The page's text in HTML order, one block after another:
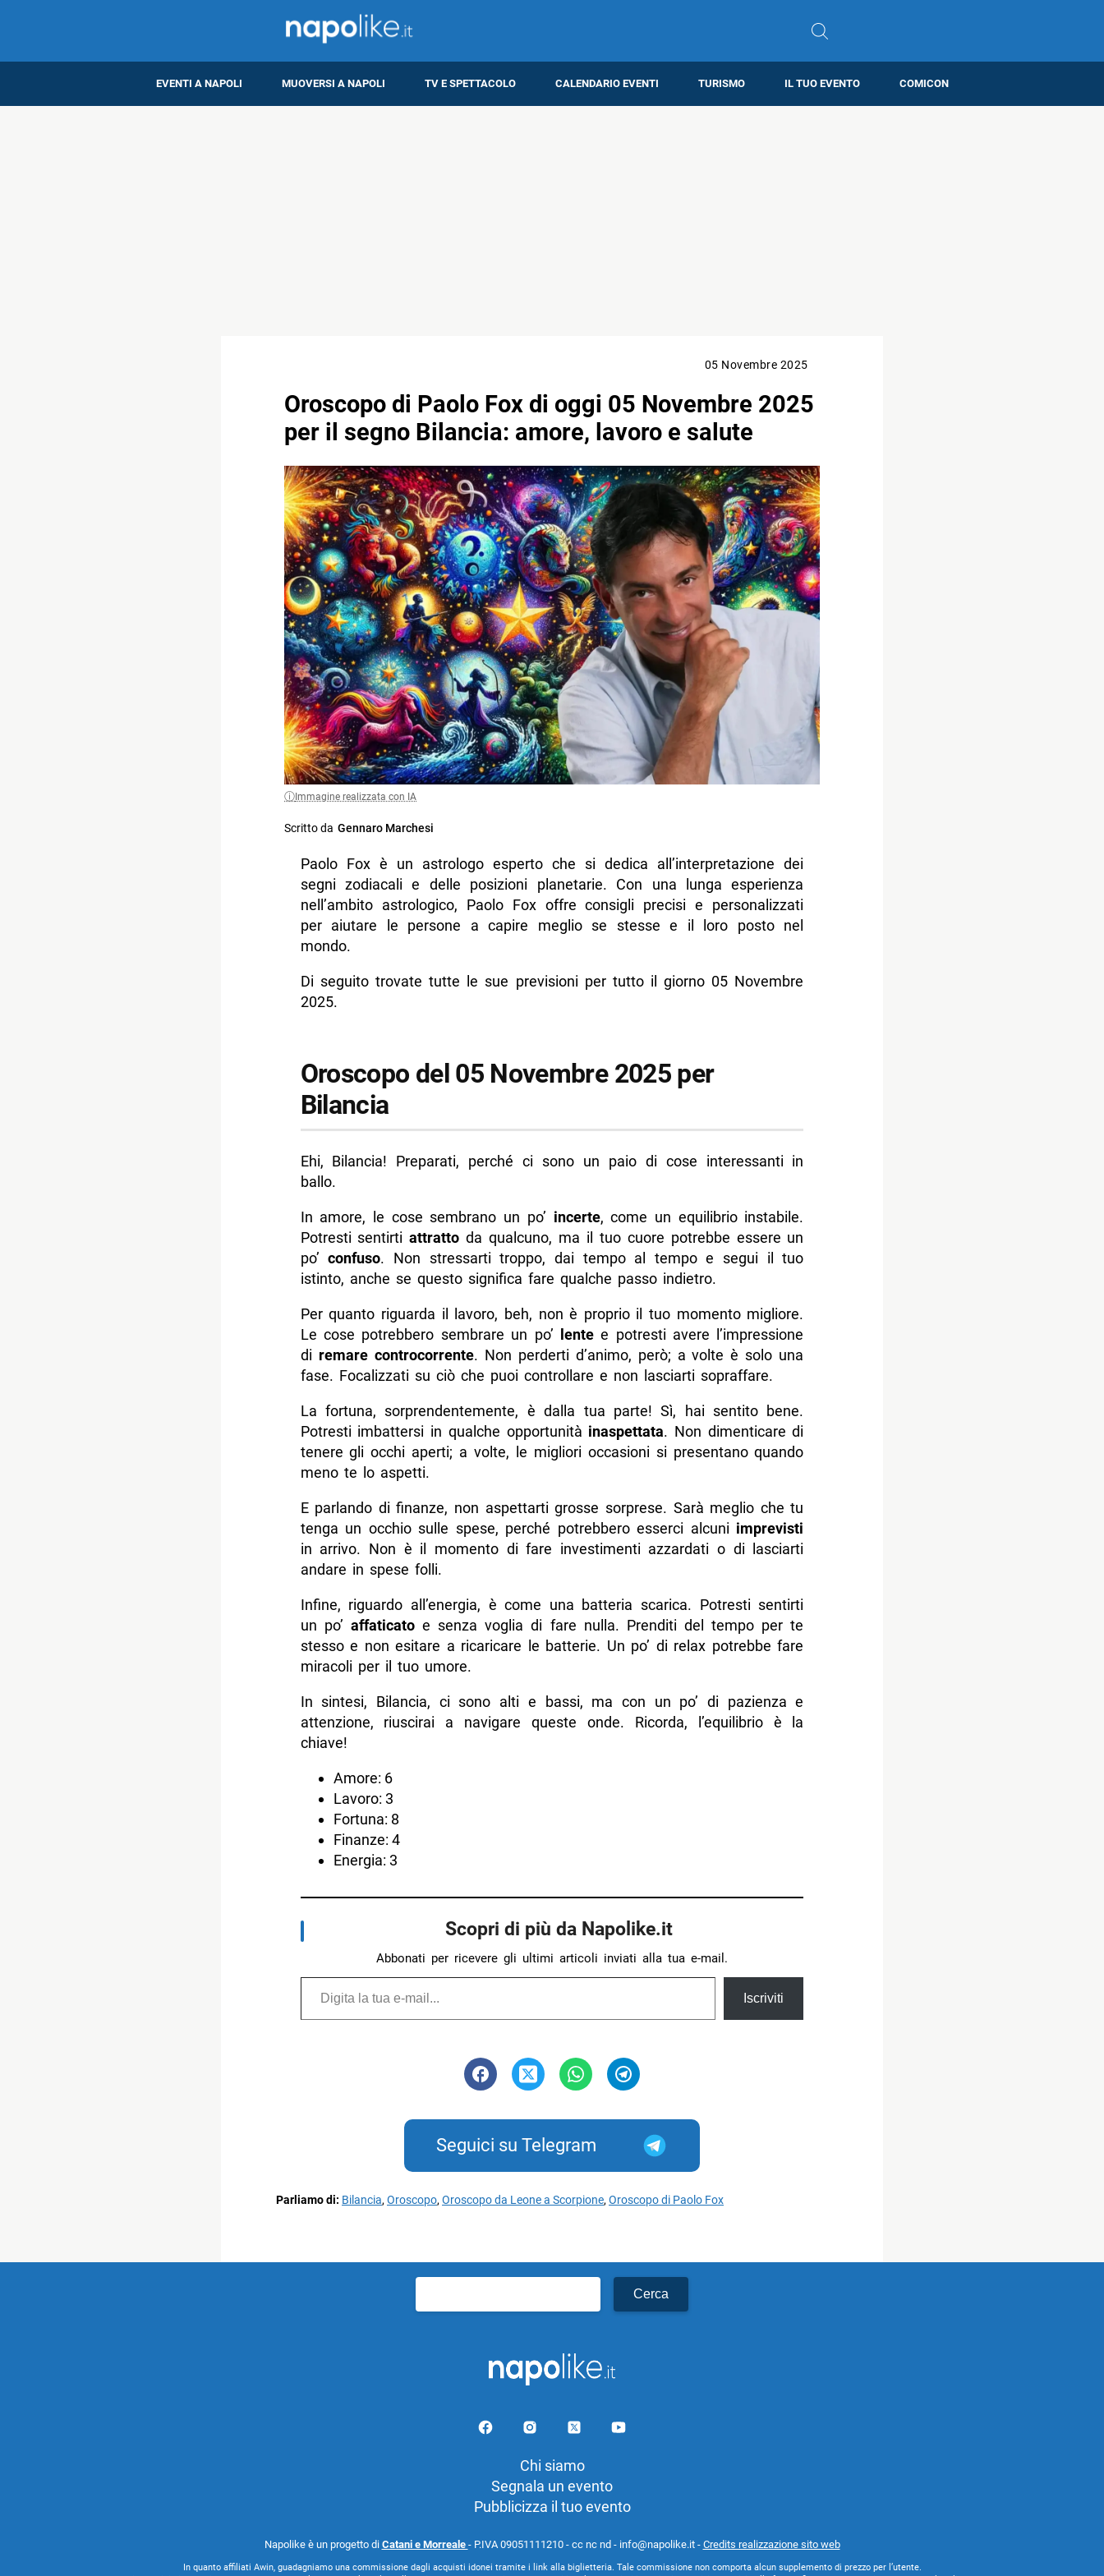
EVENTI A NAPOLI MUOVERSI A NAPOLI TV E SPETTACOLO CALENDARIO EVENTI TURISMO IL TUO EVENTO COMICON
05 Novembre 2025
Oroscopo di Paolo Fox di oggi 05 Novembre 2025
per il segno Bilancia: amore, lavoro e salute
Immagine realizzata con IA
Scritto da Gennaro Marchesi
Paolo Fox è un astrologo esperto che si dedica all’interpretazione dei
segni zodiacali e delle posizioni planetarie. Con una lunga esperienza
nell’ambito astrologico, Paolo Fox offre consigli precisi e personalizzati
per aiutare le persone a capire meglio se stesse e il loro posto nel
mondo.
Di seguito trovate tutte le sue previsioni per tutto il giorno 05 Novembre
2025.
Oroscopo del 05 Novembre 2025 per
Bilancia
Ehi, Bilancia! Preparati, perché ci sono un paio di cose interessanti in
ballo.
In amore, le cose sembrano un po’ incerte, come un equilibrio instabile.
Potresti sentirtiattratto da qualcuno, ma il tuo cuore potrebbe essere un
po’confuso. Non stressarti troppo, dai tempo al tempo e segui il tuo
istinto, anche se questo significa fare qualche passo indietro.
Per quanto riguarda il lavoro, beh, non è proprio il tuo momento migliore.
Le cose potrebbero sembrare un po’
lentee potresti avere l’impressione
di remare controcorrente. Non perderti d’animo, però; a volte è solo una
fase. Focalizzati su ciò che puoi controllare e non lasciarti sopraffare.
La fortuna, sorprendentemente, è dalla tua parte! Sì, hai sentito bene.
Potresti imbattersi in qualche opportunità inaspettata. Non dimenticare di
tenere gli occhi aperti; a volte, le migliori occasioni si presentano quando
meno te lo aspetti.
E parlando di finanze, non aspettarti grosse sorprese. Sarà meglio che tu
tenga un occhio sulle spese, perché potrebbero esserci alcuni imprevisti
in arrivo. Non è il momento di fare investimenti azzardati o di lasciarti
andare in spese folli.
Infine, riguardo all’energia, è come una batteria scarica. Potresti sentirti
un po’ affaticatoe senza voglia di fare nulla. Prenditi del tempo per te
stesso e non esitare a ricaricare le batterie. Un po’ di relax potrebbe fare
miracoli per il tuo umore.
In sintesi, Bilancia, ci sono alti e bassi, ma con un po’ di pazienza e
attenzione, riuscirai a navigare queste onde. Ricorda, l’equilibrio è la
chiave!
Amore: 6
Lavoro: 3
Fortuna: 8
Finanze: 4
Energia: 3
Scopri di più da Napolike.it
Abbonati per ricevere gli ultimi articoli inviati alla tua e-mail.
Digita la tua e-mail...
Iscriviti
Seguici su Telegram
Parliamo di: Bilancia,Oroscopo,Oroscopo da Leone a Scorpione,Oroscopo di Paolo Fox
per:
Chi siamo
Segnala un evento
Pubblicizza il tuo evento
Napolike è un progetto di Catani e Morreale - P.IVA 09051111210 - cc nc nd - info@napolike.it - Credits realizzazione sito web
In quanto affiliati Awin, guadagniamo una commissione dagli acquisti idonei tramite i link alla biglietteria. Tale commissione non comporta alcun supplemento di prezzo per l’utente.